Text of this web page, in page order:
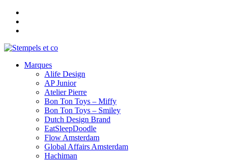
Aller
contenu
Marques
Alife Design
AP Junior
Atelier Pierre
Bon Ton Toys – Miffy
Bon Ton Toys – Smiley
Dutch Design Brand
EatSleepDoodle
Flow Amsterdam
Global Affairs Amsterdam
Hachiman